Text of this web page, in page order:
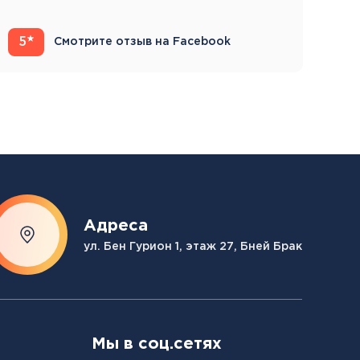
5 Смотрите отзыв на Facebook
Адреса
ул. Бен Гурион 1, этаж 27, Бней Брак
Мы в соц.сетях